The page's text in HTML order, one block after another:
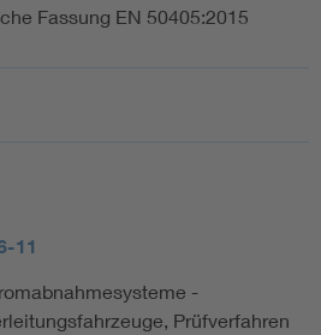
Fassung EN 50405:2015
11
-
Prüfverfahren